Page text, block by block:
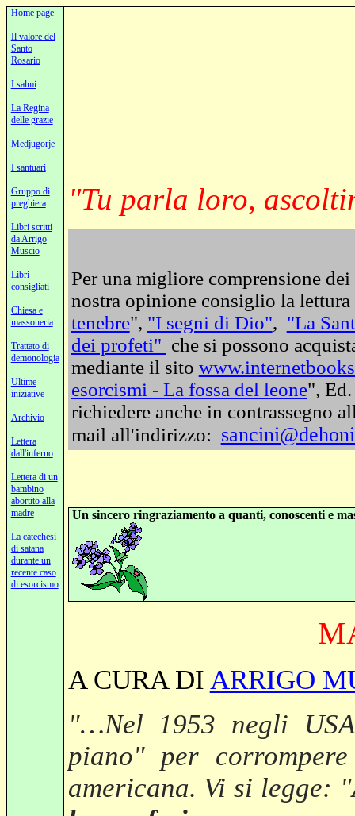
Home page
Il valore del
Santo
Rosario
I salmi
La Regina
delle grazie
Medjugorje
I santuari
Gruppo di
preghiera
Libri scritti
da Arrigo
Muscio
Libri
consigliati
Chiesa e
massoneria
Trattato di
demonologia
Ultime
iniziative
Archivio
Lettera
dall'inferno
Lettera di un
bambino
abortito alla
madre
La catechesi
di satana
durante un
recente caso
di esorcismo
"Tu parla loro,
Per una migliore comprensione
nostra opinione consiglio la
tenebre", "I segni di Dio", "La
dei profeti" che si possono
mediante il sito
esorcismi - La fossa del leone",
richiedere anche in contrassegno
mail all'indirizzo:
Un sincero ringraziamento a quanti, conoscenti e
A CURA DI ARRIGO
"…Nel 1953 negli
piano" per
americana. Vi si legge: "